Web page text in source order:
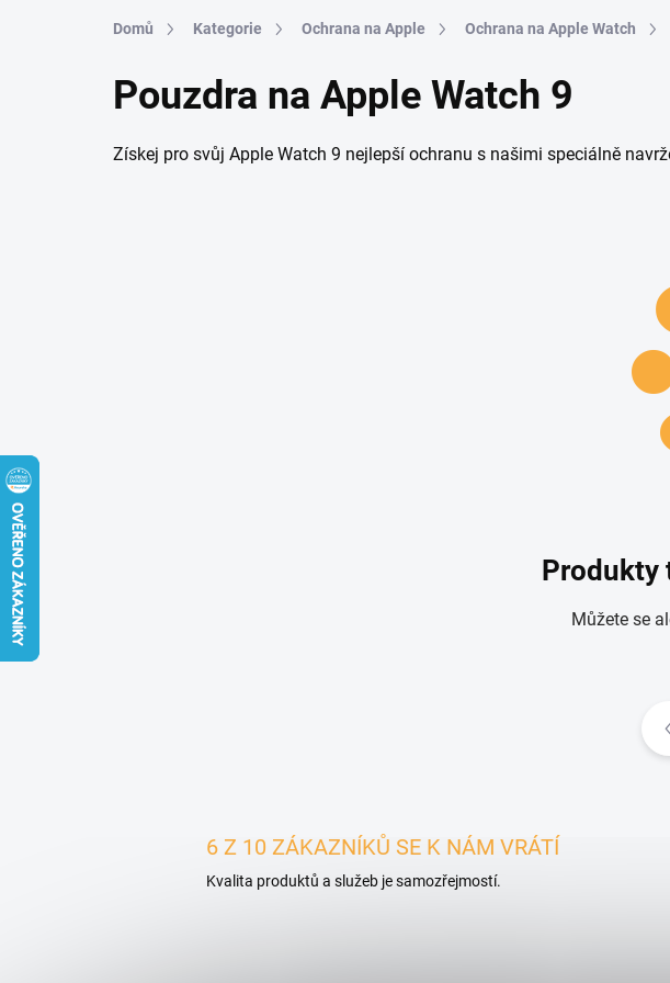
Domů
Kategorie Ochrana na Apple Ochrana na Apple Watch
Pouzdra na Apple Watch 9
Získej pro svůj Apple Watch 9 nejlepší ochranu s našimi speciálně
Produkty
Můžete se
6 Z 10 ZÁKAZNÍKŮ SE K NÁM VRÁTÍ
Kvalita produktů a služeb je samozřejmostí.